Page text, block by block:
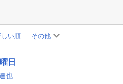
しい順 その他
日
也